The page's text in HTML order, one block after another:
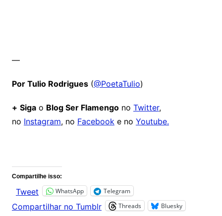
—
Por Tulio Rodrigues(@PoetaTulio)
+ Sigao Blog Ser Flamengono Twitter,
no Instagram, no Facebooke no Youtube.
Compartilhe isso:
Tweet WhatsApp Telegram
Compartilhar no Tumblr Threads Bluesky